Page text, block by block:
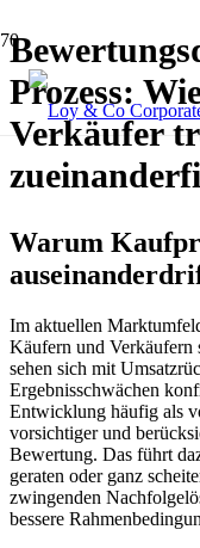
Prozess:
Verkäufer
Warum
Im aktuellen
Käufern und Verkäufern
sehen sich mit
Ergebnisschwächen
Entwicklung häufig als
vorsichtiger und
Bewertung. Das führt
geraten oder ganz
zwingenden
bessere